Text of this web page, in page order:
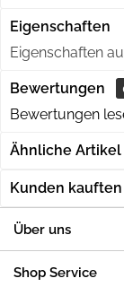
Eigenschaften
Eigenschaften
Bewertungen
Bewertungen
Ähnliche Artikel
Kunden
Über uns
Shop Service